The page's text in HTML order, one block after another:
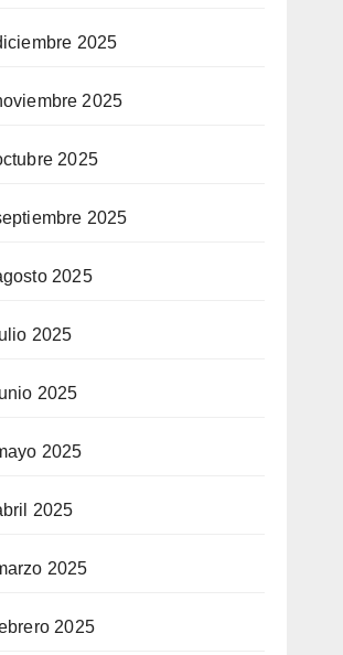
2025
2025
2025
2025
2025
2025
2025
2025
2025
2025
2025